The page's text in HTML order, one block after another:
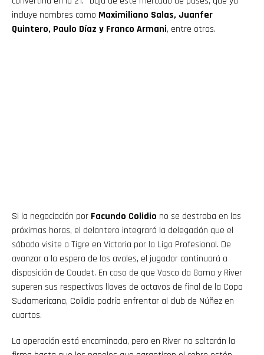
incluye nombres como Maximiliano Salas, Juanfer
Quintero, Paulo Díaz y Franco Armani, entre otros.
Si la negociación por Facundo Colidio no se destraba en las
próximas horas, el delantero integrará la delegación que el
sábado visite a Tigre en Victoria por la Liga Profesional. De
avanzar a la espera de los avales, el jugador continuará a
disposición de Coudet. En caso de que Vasco da Gama y River
superen sus respectivas llaves de octavos de final de la Copa
Sudamericana, Colidio podría enfrentar al club de Núñez en
cuartos.
La operación está encaminada, pero en River no soltarán la